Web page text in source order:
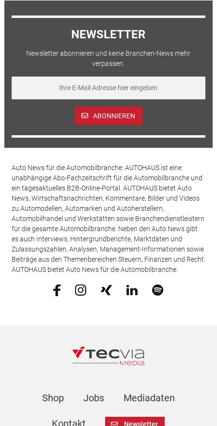
NEWSLETTER
Newsletter abonnieren und keine Branchen-News mehr
verpassen.
ABONNIEREN
Auto News für die Automobilbranche: AUTOHAUS ist eine
unabhängige Abo-Fachzeitschrift für die Automobilbranche und
ein tagesaktuelles B2B-Online-Portal. AUTOHAUS bietet Auto
News, Wirtschaftsnachrichten, Kommentare, Bilder und Videos
zu Automodellen, Automarken und Autoherstellern,
Automobilhandel und Werkstätten sowie Branchendienstleistern
für die gesamte Automobilbranche. Neben den Auto News gibt
es auch Interviews, Hintergrundberichte, Marktdaten und
Zulassungszahlen, Analysen, Management-Informationen sowie
Beiträge aus den Themenbereichen Steuern, Finanzen und Recht.
AUTOHAUS bietet Auto News für die Automobilbranche.
Shop Jobs Mediadaten
Kontakt Newsletter